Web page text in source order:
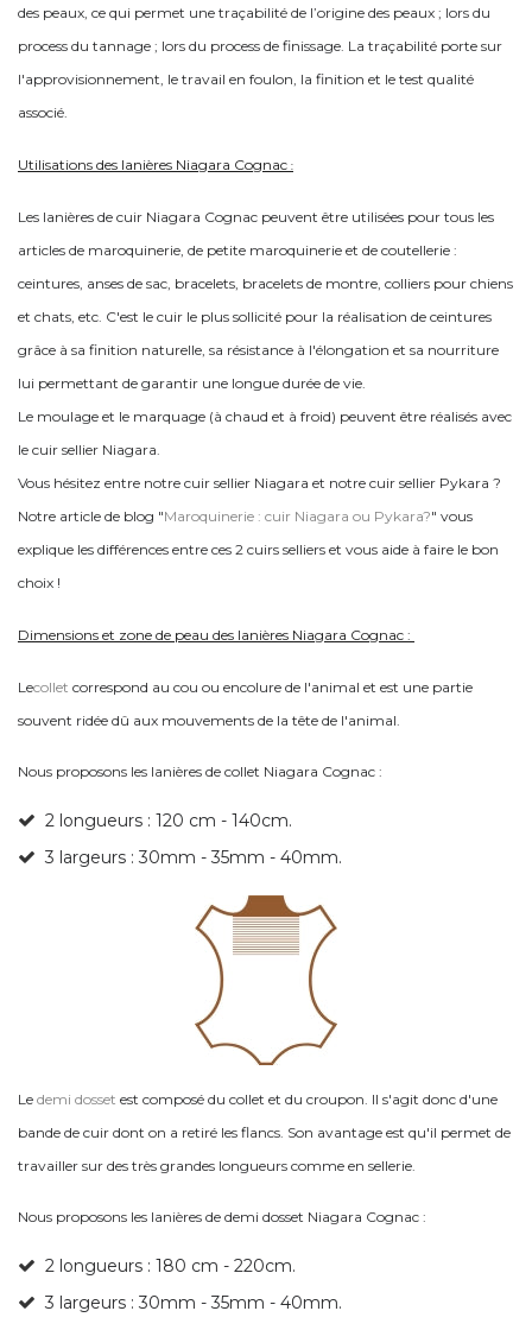
des peaux, ce qui permet une traçabilité de l’origine des peaux ; lors du
process du tannage ; lors du process de finissage. La traçabilité porte sur
l'approvisionnement, le travail en foulon, la finition et le test qualité
associé.
Utilisations des lanières Niagara Cognac :
Les lanières de cuir Niagara Cognac peuvent être utilisées pour tous les
articles de maroquinerie, de petite maroquinerie et de coutellerie :
ceintures, anses de sac, bracelets, bracelets de montre, colliers pour chiens
et chats, etc. C'est le cuir le plus sollicité pour la réalisation de ceintures
grâce à sa finition naturelle, sa résistance à l'élongation et sa nourriture
lui permettant de garantir une longue durée de vie.
Le moulage et le marquage (à chaud et à froid) peuvent être réalisés avec
le cuir sellier Niagara.
Vous hésitez entre notre cuir sellier Niagara et notre cuir sellier Pykara ?
Notre article de blog "Maroquinerie : cuir Niagara ou Pykara?" vous
explique les différences entre ces 2 cuirs selliers et vous aide à faire le bon
choix !
Dimensions et zone de peau des lanières Niagara Cognac :
Lecollet correspond au cou ou encolure de l'animal et est une partie
souvent ridée dû aux mouvements de la tête de l'animal.
Nous proposons les lanières de collet Niagara Cognac :
2 longueurs : 120 cm - 140cm.
3 largeurs : 30mm - 35mm - 40mm.
Le demi dosset est composé du collet et du croupon. Il s'agit donc d'une
bande de cuir dont on a retiré les flancs. Son avantage est qu'il permet de
travailler sur des très grandes longueurs comme en sellerie.
Nous proposons les lanières de demi dosset Niagara Cognac :
2 longueurs : 180 cm - 220cm.
3 largeurs : 30mm - 35mm - 40mm.